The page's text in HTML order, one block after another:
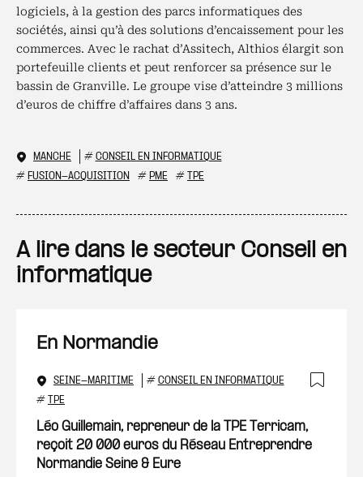
logiciels, à la gestion des parcs informatiques des
sociétés, ainsi qu’à des solutions d’encaissement pour les
commerces. Avec le rachat d’Assitech, Althios élargit son
portefeuille clients et peut renforcer sa présence sur le
bassin de Granville. Le groupe vise d’atteindre 3 millions
d’euros de chiffre d’affaires dans 3 ans.
MANCHE # CONSEIL EN INFORMATIQUE
# FUSION-ACQUISITION # PME # TPE
A lire dans le secteur Conseil en
informatique
En Normandie
SEINE-MARITIME # CONSEIL EN INFORMATIQUE
# TPE
Léo Guillemain, repreneur de la TPE Terricam,
reçoit 20 000 euros du Réseau Entreprendre
Normandie Seine & Eure